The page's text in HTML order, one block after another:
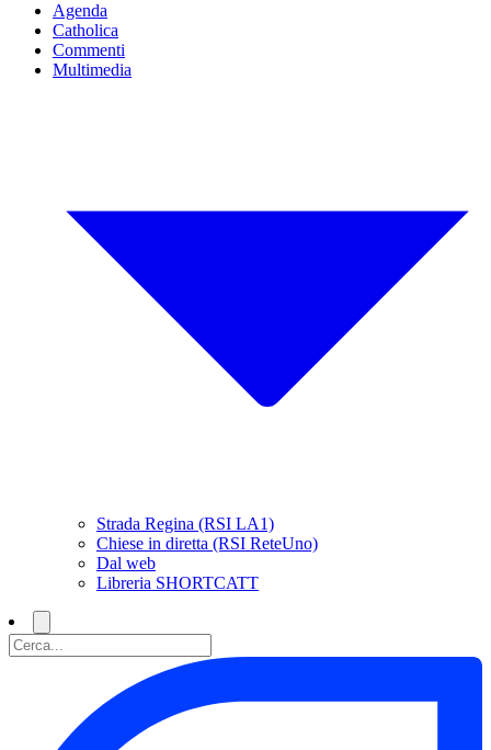
Agenda
Catholica
Commenti
Multimedia
Strada Regina (RSI LA1)
Chiese in diretta (RSI ReteUno)
Dal web
Libreria SHORTCATT